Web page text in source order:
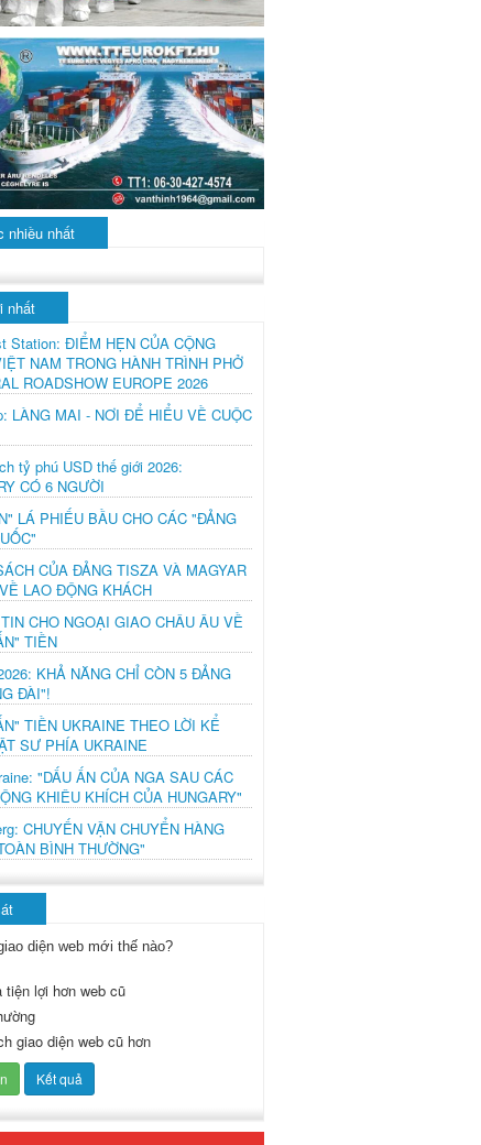
nhiều nhất
nhất
Station: ĐIỂM HẸN CỦA CỘNG
NAM TRONG HÀNH TRÌNH PHỞ
ROADSHOW EUROPE 2026
LÀNG MAI - NƠI ĐỂ HIỂU VỀ CUỘC
tỷ phú USD thế giới 2026:
CÓ 6 NGƯỜI
LÁ PHIẾU BẦU CHO CÁC "ĐẢNG
CỦA ĐẢNG TISZA VÀ MAGYAR
LAO ĐỘNG KHÁCH
CHO NGOẠI GIAO CHÂU ÂU VỀ
TIỀN
KHẢ NĂNG CHỈ CÒN 5 ĐẢNG
ĐÀI"!
TIỀN UKRAINE THEO LỜI KỂ
SƯ PHÍA UKRAINE
"DẤU ẤN CỦA NGA SAU CÁC
KHIÊU KHÍCH CỦA HUNGARY"
CHUYẾN VẬN CHUYỂN HÀNG
BÌNH THƯỜNG"
diện web mới thế nào?
tiện lợi hơn web cũ
giao diện web cũ hơn